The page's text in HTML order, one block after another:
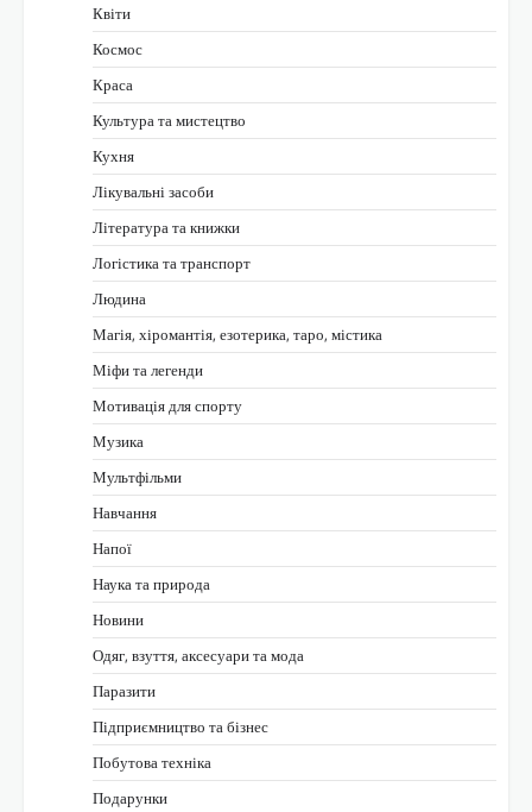
Квіти
Космос
Краса
Культура та мистецтво
Кухня
Лікувальні засоби
Література та книжки
Логістика та транспорт
Людина
Магія, хіромантія, езотерика, таро, містика
Міфи та легенди
Мотивація для спорту
Музика
Мультфільми
Навчання
Напої
Наука та природа
Новини
Одяг, взуття, аксесуари та мода
Паразити
Підприємництво та бізнес
Побутова техніка
Подарунки